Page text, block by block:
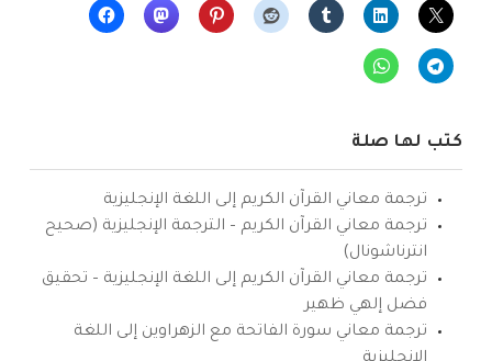
كتب لها صلة
ترجمة معاني القرآن الكريم إلى اللغة الإنجليزية
ترجمة معاني القرآن الكريم – الترجمة الإنجليزية (صحيح
انترناشونال)
ترجمة معاني القرآن الكريم إلى اللغة الإنجليزية – تحقيق
فضل إلهي ظهير
ترجمة معاني سورة الفاتحة مع الزهراوين إلى اللغة